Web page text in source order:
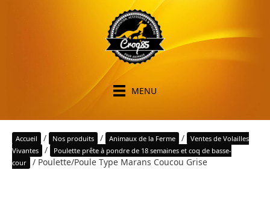
MENU
Accueil / Nos produits / Animaux de la Ferme /
Ventes de Volailles
Vivantes
/
Poulette prête à pondre de 18 semaines et coq de basse-
cour
/ Poulette/Poule Type Marans Coucou Grise